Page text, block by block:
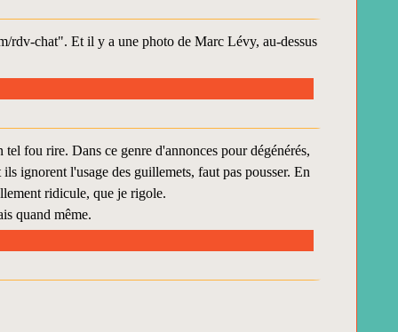
rdv-chat". Et il y a une photo de Marc Lévy, au-dessus
fou rire. Dans ce genre d'annonces pour dégénérés,
ignorent l'usage des guillemets, faut pas pousser. En
ridicule, que je rigole.
quand même.